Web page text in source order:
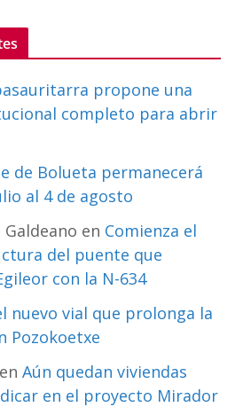
propone una
completo para abrir
de Bolueta permanecerá
al 4 de agosto
en Comienza el
del puente que
con la N-634
nuevo vial que prolonga la
Pozokoetxe
en Aún quedan viviendas
en el proyecto Mirador